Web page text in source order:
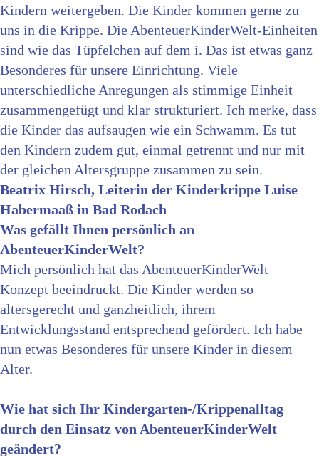
Kindern weitergeben. Die Kinder kommen gerne zu
uns in die Krippe. Die AbenteuerKinderWelt-Einheiten
sind wie das Tüpfelchen auf dem i. Das ist etwas ganz
Besonderes für unsere Einrichtung. Viele
unterschiedliche Anregungen als stimmige Einheit
zusammengefügt und klar strukturiert. Ich merke, dass
die Kinder das aufsaugen wie ein Schwamm. Es tut
den Kindern zudem gut, einmal getrennt und nur mit
der gleichen Altersgruppe zusammen zu sein.
Beatrix Hirsch, Leiterin der Kinderkrippe Luise
Habermaaß in Bad Rodach
Was gefällt Ihnen persönlich an
AbenteuerKinderWelt?
Mich persönlich hat das AbenteuerKinderWelt –
Konzept beeindruckt. Die Kinder werden so
altersgerecht und ganzheitlich, ihrem
Entwicklungsstand entsprechend gefördert. Ich habe
nun etwas Besonderes für unsere Kinder in diesem
Alter.
Wie hat sich Ihr Kindergarten-/Krippenalltag
durch den Einsatz von AbenteuerKinderWelt
geändert?